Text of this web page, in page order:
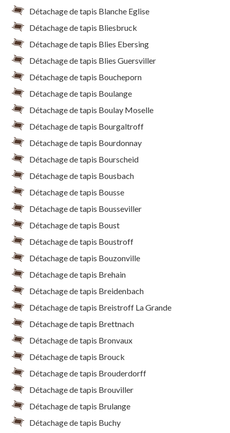
Détachage de tapis Blanche Eglise
Détachage de tapis Bliesbruck
Détachage de tapis Blies Ebersing
Détachage de tapis Blies Guersviller
Détachage de tapis Boucheporn
Détachage de tapis Boulange
Détachage de tapis Boulay Moselle
Détachage de tapis Bourgaltroff
Détachage de tapis Bourdonnay
Détachage de tapis Bourscheid
Détachage de tapis Bousbach
Détachage de tapis Bousse
Détachage de tapis Bousseviller
Détachage de tapis Boust
Détachage de tapis Boustroff
Détachage de tapis Bouzonville
Détachage de tapis Brehain
Détachage de tapis Breidenbach
Détachage de tapis Breistroff La Grande
Détachage de tapis Brettnach
Détachage de tapis Bronvaux
Détachage de tapis Brouck
Détachage de tapis Brouderdorff
Détachage de tapis Brouviller
Détachage de tapis Brulange
Détachage de tapis Buchy